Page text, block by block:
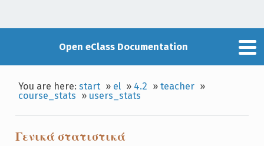
Open eClass Documentation
You are here:start » el » 4.2 »teacher »
course_stats » users_stats
Γενικά στατιστικά